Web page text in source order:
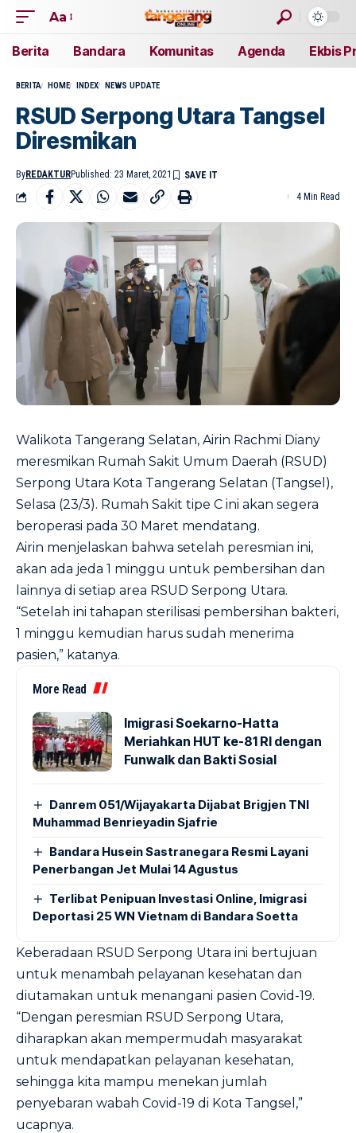
Aa
Berita Bandara Komunitas Agenda Ekbis
BERITA HOME INDEX NEWS UPDATE
RSUD Serpong Utara Tangsel
Diresmikan
ByREDAKTURPublished: 23 Maret, 2021
4 Min Read
Walikota Tangerang Selatan, Airin Rachmi Diany
meresmikan Rumah Sakit Umum Daerah (RSUD)
Serpong Utara Kota Tangerang Selatan (Tangsel),
Selasa (23/3). Rumah Sakit tipe C ini akan segera
beroperasi pada 30 Maret mendatang.
Airin menjelaskan bahwa setelah peresmian ini,
akan ada jeda 1 minggu untuk pembersihan dan
lainnya di setiap area RSUD Serpong Utara.
“Setelah ini tahapan sterilisasi pembersihan bakteri,
1 minggu kemudian harus sudah menerima
pasien,” katanya.
More Read
Imigrasi Soekarno-Hatta
Meriahkan HUT ke-81 RI dengan
Funwalk dan Bakti Sosial
Danrem 051/Wijayakarta Dijabat Brigjen TNI
Muhammad Benrieyadin Sjafrie
Bandara Husein Sastranegara Resmi Layani
Penerbangan Jet Mulai 14 Agustus
Terlibat Penipuan Investasi Online, Imigrasi
Deportasi 25 WN Vietnam di Bandara Soetta
Keberadaan RSUD Serpong Utara ini bertujuan
untuk menambah pelayanan kesehatan dan
diutamakan untuk menangani pasien Covid-19.
“Dengan peresmian RSUD Serpong Utara,
diharapkan akan mempermudah masyarakat
untuk mendapatkan pelayanan kesehatan,
sehingga kita mampu menekan jumlah
penyebaran wabah Covid-19 di Kota Tangsel,”
ucapnya.